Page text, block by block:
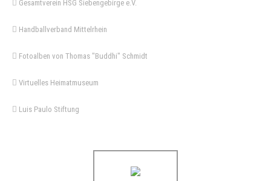
Gesamtverein HSG Siebengebirge e.V.
Handballverband Mittelrhein
Fotoalben von Thomas "Buddhi" Schmidt
Virtuelles Heimatmuseum
Luis Paulo Stiftung